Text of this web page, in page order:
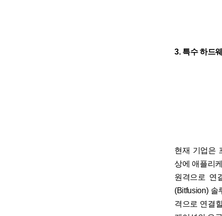
3. 특수 하드
현재 기업은
상에 애플리
원격으로 연
(Bitfusion) 솔
격으로 연결